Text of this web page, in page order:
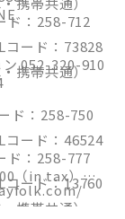
：258-712
ード：73828
携帯共通）
052-320-910
：258-750
ード：46524
：258-777
ード：13760
帯共通）
（in tax）